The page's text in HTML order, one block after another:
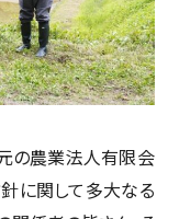
の農業法人有限会
に関して多大なる